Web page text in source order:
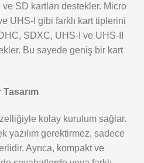
SD kartları destekler. Micro
UHS-I gibi farklı kart tiplerini
SDXC, UHS-I ve UHS-II
Bu sayede geniş bir kart
Tasarım
kolay kurulum sağlar.
yazılım gerektirmez, sadece
Ayrıca, kompakt ve